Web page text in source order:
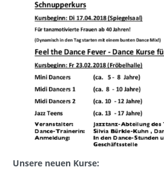
Unsere neuen Kurse: